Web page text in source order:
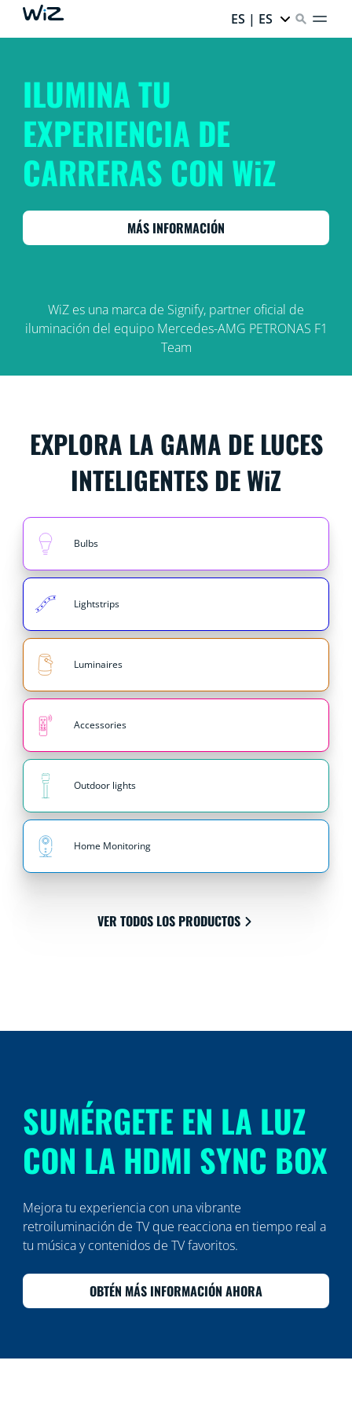
ES | ES
ILUMINA TU
EXPERIENCIA DE
CARRERAS CON WiZ
MÁS INFORMACIÓN
WiZ es una marca de Signify, partner oficial de
iluminación del equipo Mercedes-AMG PETRONAS F1
Team
EXPLORA LA GAMA DE LUCES
INTELIGENTES DE WiZ
Bulbs
Lightstrips
Luminaires
Accessories
Outdoor lights
Home Monitoring
VER TODOS LOS PRODUCTOS
SUMÉRGETE EN LA LUZ
CON LA HDMI SYNC BOX
Mejora tu experiencia con una vibrante
retroiluminación de TV que reacciona en tiempo real a
tu música y contenidos de TV favoritos.
OBTÉN MÁS INFORMACIÓN AHORA